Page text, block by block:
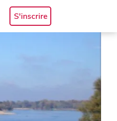
S'inscrire